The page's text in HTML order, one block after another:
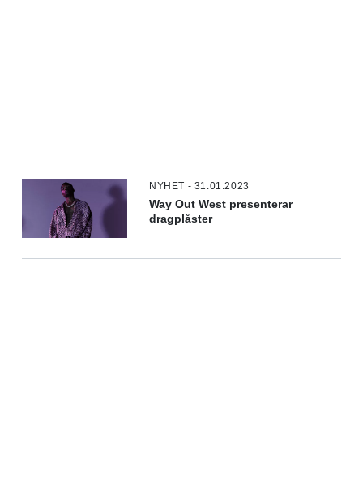
NYHET - 31.01.2023
Way Out West presenterar
dragplåster